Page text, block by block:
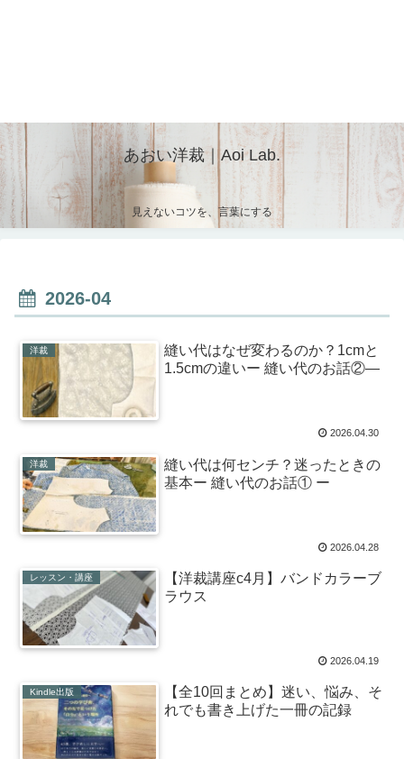
あおい洋裁｜Aoi Lab.
見えないコツを、言葉にする
2026-04
洋裁
縫い代はなぜ変わるのか？1cmと
1.5cmの違いー 縫い代のお話②―
2026.04.30
洋裁
縫い代は何センチ？迷ったときの
基本ー 縫い代のお話① ー
2026.04.28
レッスン・講座
【洋裁講座c4月】バンドカラーブ
ラウス
2026.04.19
Kindle出版
【全10回まとめ】迷い、悩み、そ
れでも書き上げた一冊の記録